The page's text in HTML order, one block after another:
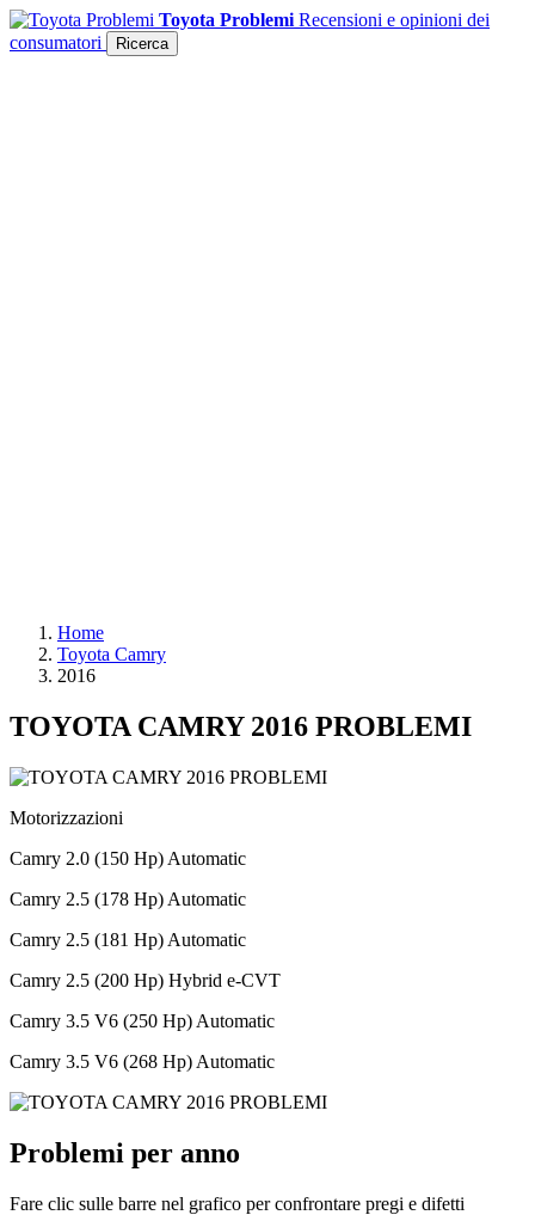
Toyota Problemi Recensioni e opinioni dei
consumatori
Ricerca
Home
Toyota Camry
2016
TOYOTA CAMRY 2016 PROBLEMI
Motorizzazioni
Camry 2.0 (150 Hp) Automatic
Camry 2.5 (178 Hp) Automatic
Camry 2.5 (181 Hp) Automatic
Camry 2.5 (200 Hp) Hybrid e-CVT
Camry 3.5 V6 (250 Hp) Automatic
Camry 3.5 V6 (268 Hp) Automatic
Problemi per anno
Fare clic sulle barre nel grafico per confrontare pregi e difetti